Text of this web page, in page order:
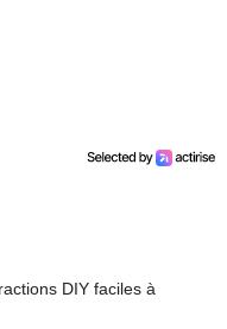
DIY faciles à